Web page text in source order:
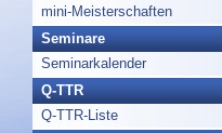
mini-Meisterschaften
Seminare
Seminarkalender
Q-TTR
Q-TTR-Liste